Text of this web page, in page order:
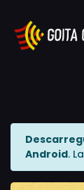
Android.